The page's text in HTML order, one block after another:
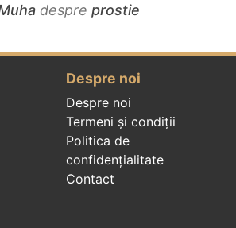
despre prostie
Despre noi
Despre noi
Termeni și condiții
Politica de
confidenţialitate
Contact